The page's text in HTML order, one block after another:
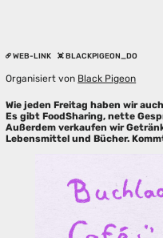
WEB-LINK BLACKPIGEON_DO
Organisiert von Black Pigeon
Wie jeden Freitag haben wir
Es gibt FoodSharing, nette
Außerdem verkaufen wir
Lebensmittel und Bücher.